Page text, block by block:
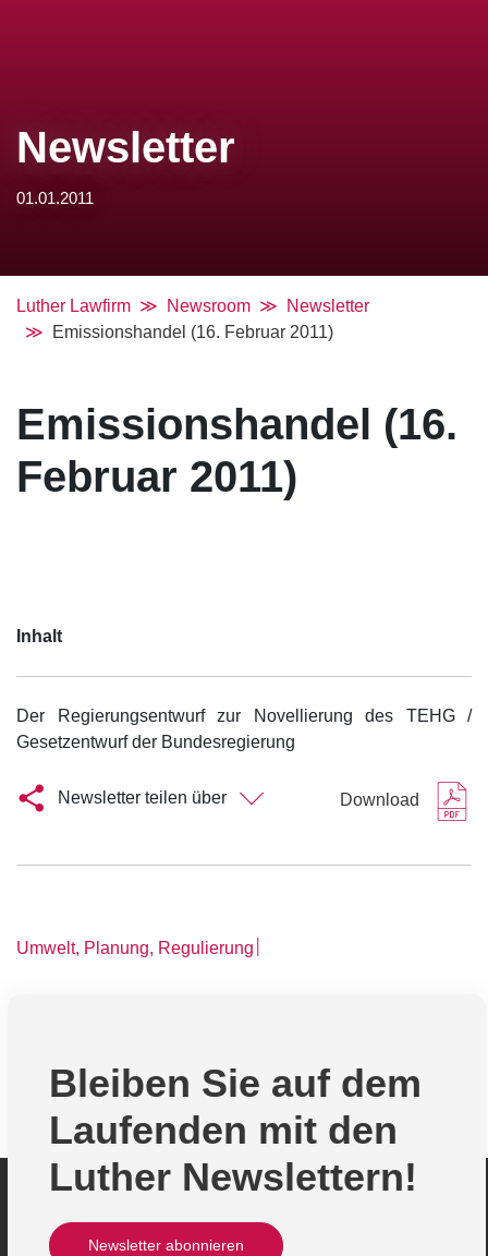
Newsletter
01.01.2011
Luther Lawfirm Newsroom
Newsletter
Emissionshandel (16. Februar 2011)
Emissionshandel (16.
Februar 2011)
Inhalt
Der Regierungsentwurf zur Novellierung des TEHG /
Gesetzentwurf der Bundesregierung
Newsletter teilen über Download
Umwelt, Planung, Regulierung
Bleiben Sie auf dem
Laufenden mit den
Luther Newslettern!
Newsletter abonnieren